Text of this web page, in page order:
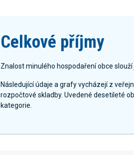
Celkové příjmy
Znalost minulého hospodaření obce
Následující údaje a grafy vycházejí z
rozpočtové skladby. Uvedené desetileté
kategorie.